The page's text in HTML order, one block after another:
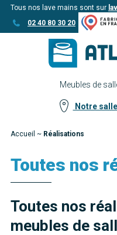
Aller
au
Aller au
contenu
Tous nos lave mains sont sur
02 40 80 30 20
Meubles de
Notre
Accueil ~ Réalisations
Toutes nos
Toutes nos
meubles de